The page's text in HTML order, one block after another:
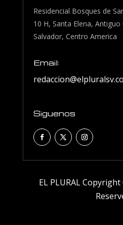
Residencial Bosques de
10 H, Santa Elena, Antiguo
Salvador, Centro America
Email:
Siguenos
EL PLURAL